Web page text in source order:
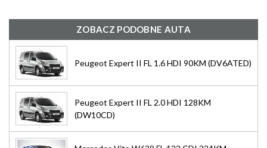
ZOBACZ PODOBNE AUTA
Peugeot Expert II FL 1.6 HDI 90KM (DV6ATED)
Peugeot Expert II FL 2.0 HDI 128KM
(DW10CD)